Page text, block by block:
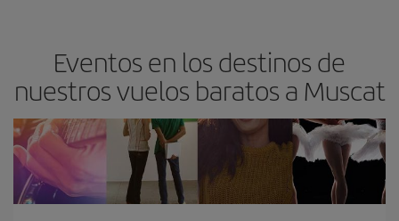
Eventos en los destinos de
nuestros vuelos baratos a Muscat